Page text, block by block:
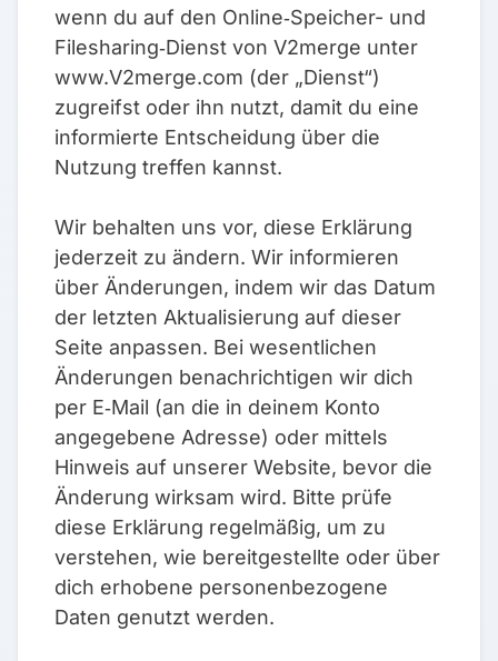
wenn du auf den Online‑Speicher- und
Filesharing‑Dienst von V2merge unter
www.V2merge.com (der „Dienst“)
zugreifst oder ihn nutzt, damit du eine
informierte Entscheidung über die
Nutzung treffen kannst.
Wir behalten uns vor, diese Erklärung
jederzeit zu ändern. Wir informieren
über Änderungen, indem wir das Datum
der letzten Aktualisierung auf dieser
Seite anpassen. Bei wesentlichen
Änderungen benachrichtigen wir dich
per E‑Mail (an die in deinem Konto
angegebene Adresse) oder mittels
Hinweis auf unserer Website, bevor die
Änderung wirksam wird. Bitte prüfe
diese Erklärung regelmäßig, um zu
verstehen, wie bereitgestellte oder über
dich erhobene personenbezogene
Daten genutzt werden.